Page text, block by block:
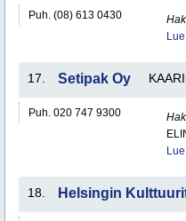
Puh. (08) 613 0430
17. Setipak Oy
Puh. 020 747 9300
18. Helsingin